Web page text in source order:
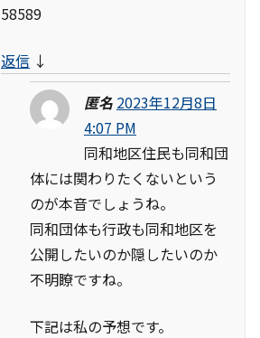
58589
返信 ↓
匿名 2023年12月8日
4:07 PM
同和地区住民も同和団
体には関わりたくないという
のが本音でしょうね。
同和団体も行政も同和地区を
公開したいのか隠したいのか
不明瞭ですね。
下記は私の予想です。